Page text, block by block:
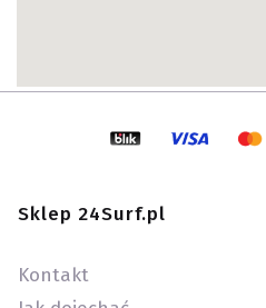
Linki w stopce
Sklep 24Surf.pl
Kontakt